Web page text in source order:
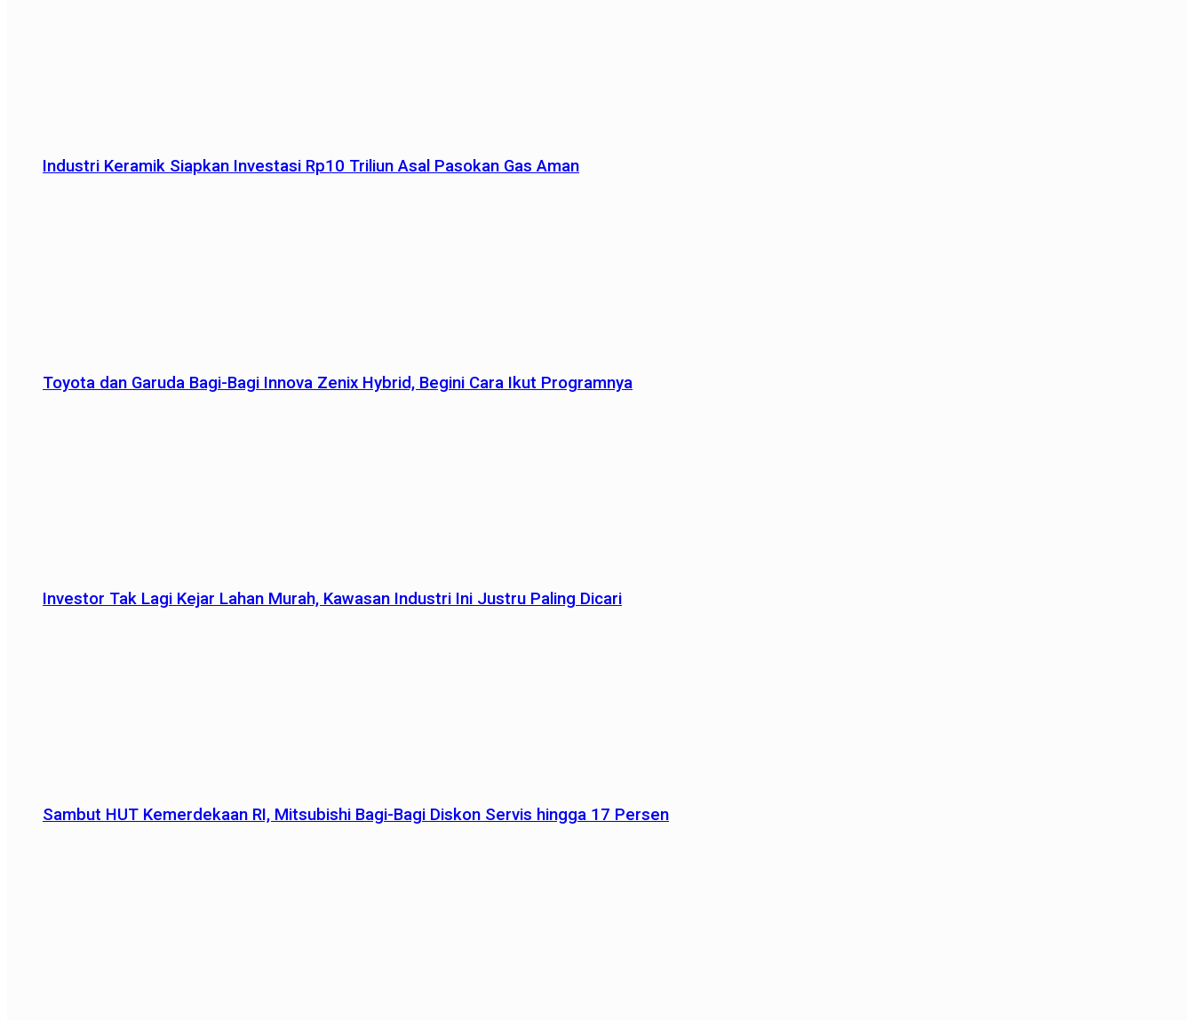
Industri Keramik Siapkan Investasi Rp10 Triliun Asal Pasokan Gas Aman
Toyota dan Garuda Bagi-Bagi Innova Zenix Hybrid, Begini Cara Ikut Programnya
Investor Tak Lagi Kejar Lahan Murah, Kawasan Industri Ini Justru Paling Dicari
Sambut HUT Kemerdekaan RI, Mitsubishi Bagi-Bagi Diskon Servis hingga 17 Persen